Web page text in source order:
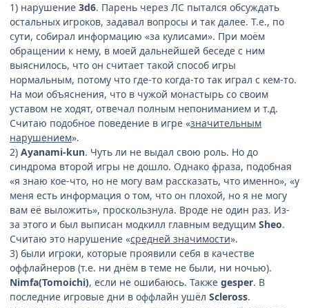
1) нарушение 3d6. Парень через ЛС пытался обсуждать
остальных игроков, задавал вопросы и так далее. Т.е., по
сути, собирал информацию «за кулисами». При моём
обращении к нему, в моей дальнейшей беседе с ним
выяснилось, что он считает такой способ игры
нормальным, потому что где-то когда-то так играл с кем-то.
На мои объяснения, что в чужой монастырь со своим
уставом не ходят, отвечал полным непониманием и т.д.
Считаю подобное поведение в игре «значительным
нарушением».
2) Ayanami-kun. Чуть ли не выдал свою роль. Но до
синдрома второй игры не дошло. Однако фраза, подобная
«я знаю кое-что, но не могу вам рассказать, что именно», «у
меня есть информация о том, что он плохой, но я не могу
вам её выложить», проскользнула. Вроде не один раз. Из-
за этого и был выписан модкилл главным ведущим Sheo.
Считаю это нарушение «средней значимости».
3) были игроки, которые проявили себя в качестве
оффлайнеров (т.е. ни днём в теме не были, ни ночью).
Nimfa(Tomoichi), если не ошибаюсь. Также gesper. В
последние игровые дни в оффлайн ушёл Scleross.